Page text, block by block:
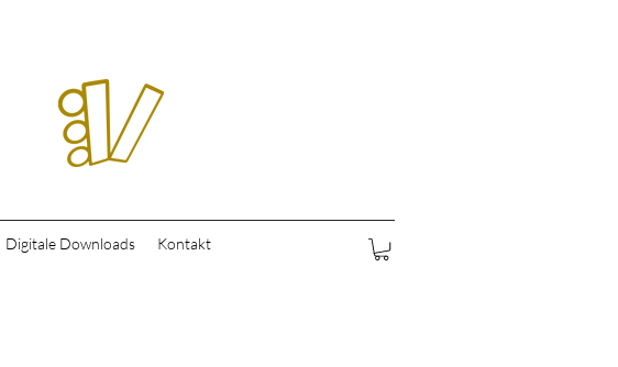
Digitale Downloads Kontakt